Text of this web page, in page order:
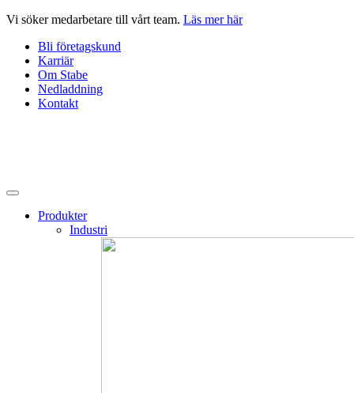
Hoppa
innehåll
Vi söker medarbetare till vårt team. Läs mer här
Bli företagskund
Karriär
Om Stabe
Nedladdning
Kontakt
Produkter
Industri